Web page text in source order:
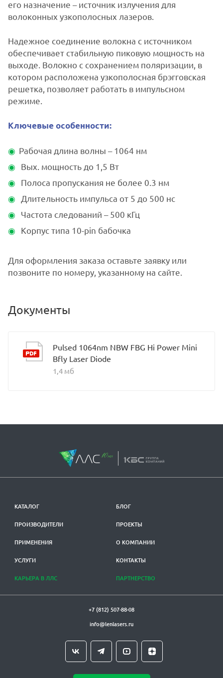
его назначение – источник излучения для
волоконных узкополосных лазеров.
Надежное соединение волокна с источником
обеспечивает стабильную пиковую мощность на
выходе. Волокно с сохранением поляризации, в
котором расположена узкополосная брэгговская
решетка, позволяет работать в импульсном
режиме.
Ключевые особенности:
Рабочая длина волны – 1064 нм
Вых. мощность до 1,5 Вт
Полоса пропускания не более 0.3 нм
Длительность импульса от 5 до 500 нс
Частота следований – 500 кГц
Корпус типа 10-pin бабочка
Для оформления заказа оставьте заявку или
позвоните по номеру, указанному на сайте.
Документы
Pulsed 1064nm NBW FBG Hi Power Mini
Bfly Laser Diode
1,4 мб
КАТАЛОГ
ПРОИЗВОДИТЕЛИ
ПРИМЕНЕНИЯ
УСЛУГИ
КАРЬЕРА В ЛЛС
БЛОГ
ПРОЕКТЫ
О КОМПАНИИ
КОНТАКТЫ
ПАРТНЕРСТВО
+7 (812) 507-88-08
info@lenlasers.ru